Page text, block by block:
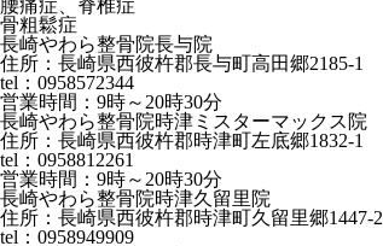
腰痛症、脊椎症
骨粗鬆症
長崎やわら整骨院長与院
住所：長崎県西彼杵郡長与町高田郷2185-1
tel：0958572344
営業時間：9時～20時30分
長崎やわら整骨院時津ミスターマックス院
住所：長崎県西彼杵郡時津町左底郷1832-1
tel：0958812261
営業時間：9時～20時30分
長崎やわら整骨院時津久留里院
住所：長崎県西彼杵郡時津町久留里郷1447-2
tel：0958949909